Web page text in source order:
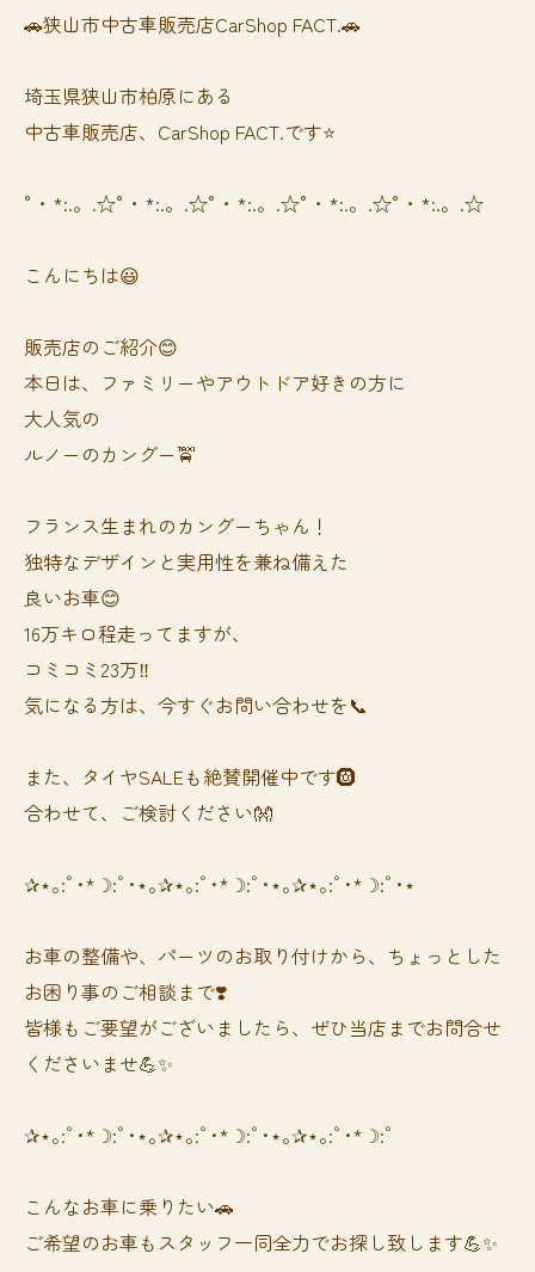
🚗狭山市中古車販売店CarShop FACT.🚗
埼玉県狭山市柏原にある
中古車販売店、CarShop FACT.です⭐️
°・*:.。.☆°・*:.。.☆°・*:.。.☆°・*:.。.☆°・*:.。.☆
こんにちは😃
販売店のご紹介😊
本日は、ファミリーやアウトドア好きの方に
大人気の
ルノーのカングー🚖
フランス生まれのカングーちゃん！
独特なデザインと実用性を兼ね備えた
良いお車😊
16万キロ程走ってますが、
コミコミ23万‼️
気になる方は、今すぐお問い合わせを📞
また、タイヤSALEも絶賛開催中です🛞
合わせて、ご検討ください👐
✰⋆｡:ﾟ･*☽:ﾟ･⋆｡✰⋆｡:ﾟ･*☽:ﾟ･⋆｡✰⋆｡:ﾟ･*☽:ﾟ･⋆
お車の整備や、パーツのお取り付けから、ちょっとした
お困り事のご相談まで❣️
皆様もご要望がございましたら、ぜひ当店までお問合せ
くださいませ💪✨
✰⋆｡:ﾟ･*☽:ﾟ･⋆｡✰⋆｡:ﾟ･*☽:ﾟ･⋆｡✰⋆｡:ﾟ･*☽:ﾟ
⁡⁡⁡こんなお車に乗りたい🚗
ご希望のお車もスタッフ一同全力でお探し致します💪✨